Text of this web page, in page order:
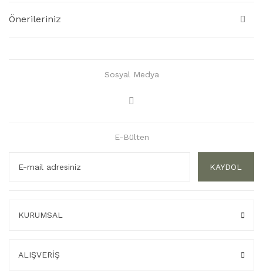
Önerileriniz
Sosyal Medya
E-Bülten
KAYDOL
KURUMSAL
ALIŞVERİŞ